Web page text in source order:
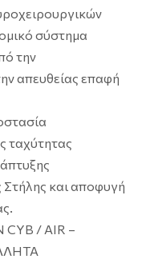
σύστημα
την
απευθείας επαφή
ταχύτητας
και αποφυγή
/ AIR –